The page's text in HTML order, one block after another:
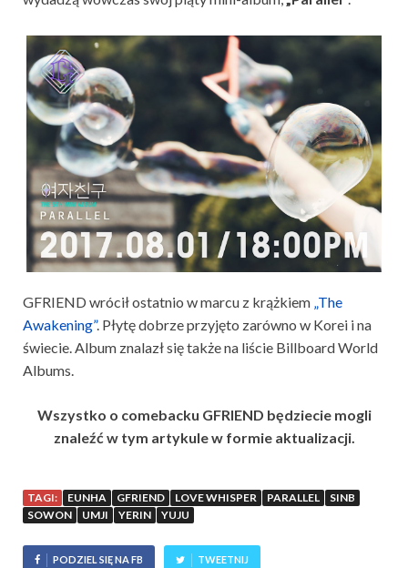
GFRIEND wrócił ostatnio w marcu z krążkiem „The
Awakening”. Płytę dobrze przyjęto zarówno w Korei i na
świecie. Album znalazł się także na liście Billboard World
Albums.
Wszystko o comebacku GFRIEND będziecie mogli
znaleźć w tym artykule w formie aktualizacji.
TAGI: EUNHA GFRIEND LOVE WHISPER PARALLEL
SINB
SOWON
UMJI YERIN YUJU
PODZIEL SIĘ NA FB TWEETNIJ